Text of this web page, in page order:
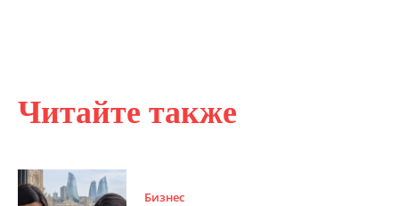
Читайте также
Бизнес